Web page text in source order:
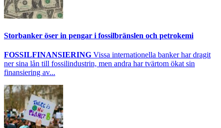
Storbanker öser in pengar i fossilbränslen och petrokemi
FOSSILFINANSIERING Vissa internationella banker har dragit
ner sina lån till fossilindustrin, men andra har tvärtom ökat sin
finansiering av...